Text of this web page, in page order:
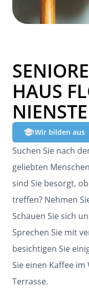
HAUS
Wir bilden aus
Suchen Sie nach
geliebten
sind Sie besorgt,
treffen? Nehmen
Schauen Sie sich
Sprechen Sie mit
besichtigen Sie
Sie einen Kaffee
Terrasse.